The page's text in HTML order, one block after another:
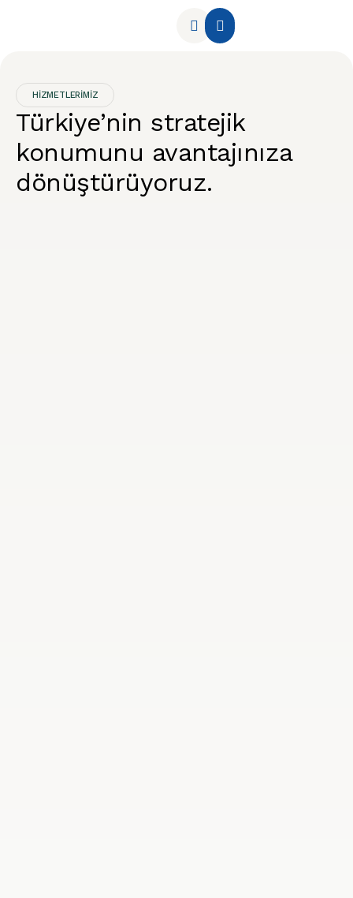
HİZMETLERİMİZ
Türkiye’nin stratejik
konumunu avantajınıza
dönüştürüyoruz.